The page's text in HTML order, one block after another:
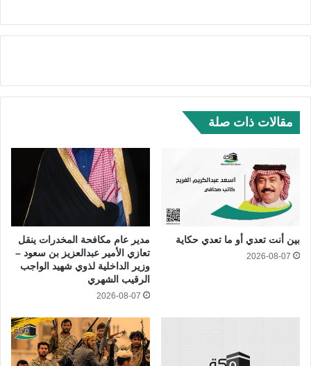
مقالات ذات صلة
بين أنت تعدي أو ما تعدي حكاية
2026-08-07
مدير عام مكافحة المخدرات ينقل
تعازي الأمير عبدالعزيز بن سعود –
وزير الداخلية لذوي شهيد الواجب
الرقيب الشهري
2026-08-07